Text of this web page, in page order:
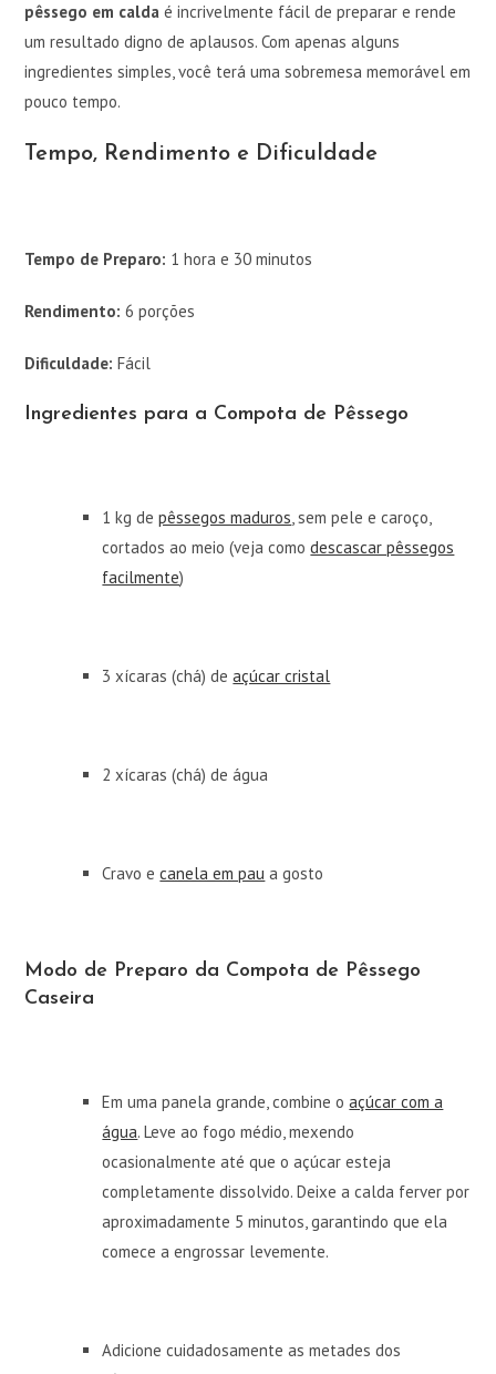
pêssego em calda é incrivelmente fácil de preparar e rende
um resultado digno de aplausos. Com apenas alguns
ingredientes simples, você terá uma sobremesa memorável em
pouco tempo.
Tempo, Rendimento e Dificuldade
Tempo de Preparo: 1 hora e 30 minutos
Rendimento: 6 porções
Dificuldade: Fácil
Ingredientes para a Compota de Pêssego
1 kg depêssegos maduros, sem pele e caroço,
cortados ao meio (veja comodescascar pêssegos
facilmente)
3 xícaras (chá) deaçúcar cristal
2 xícaras (chá) de água
Cravo ecanela em pau a gosto
Modo de Preparo da Compota de Pêssego
Caseira
Em uma panela grande, combine oaçúcar com a
água. Leve ao fogo médio, mexendo
ocasionalmente até que o açúcar esteja
completamente dissolvido. Deixe a calda ferver por
aproximadamente 5 minutos, garantindo que ela
comece a engrossar levemente.
Adicione cuidadosamente as metades dos